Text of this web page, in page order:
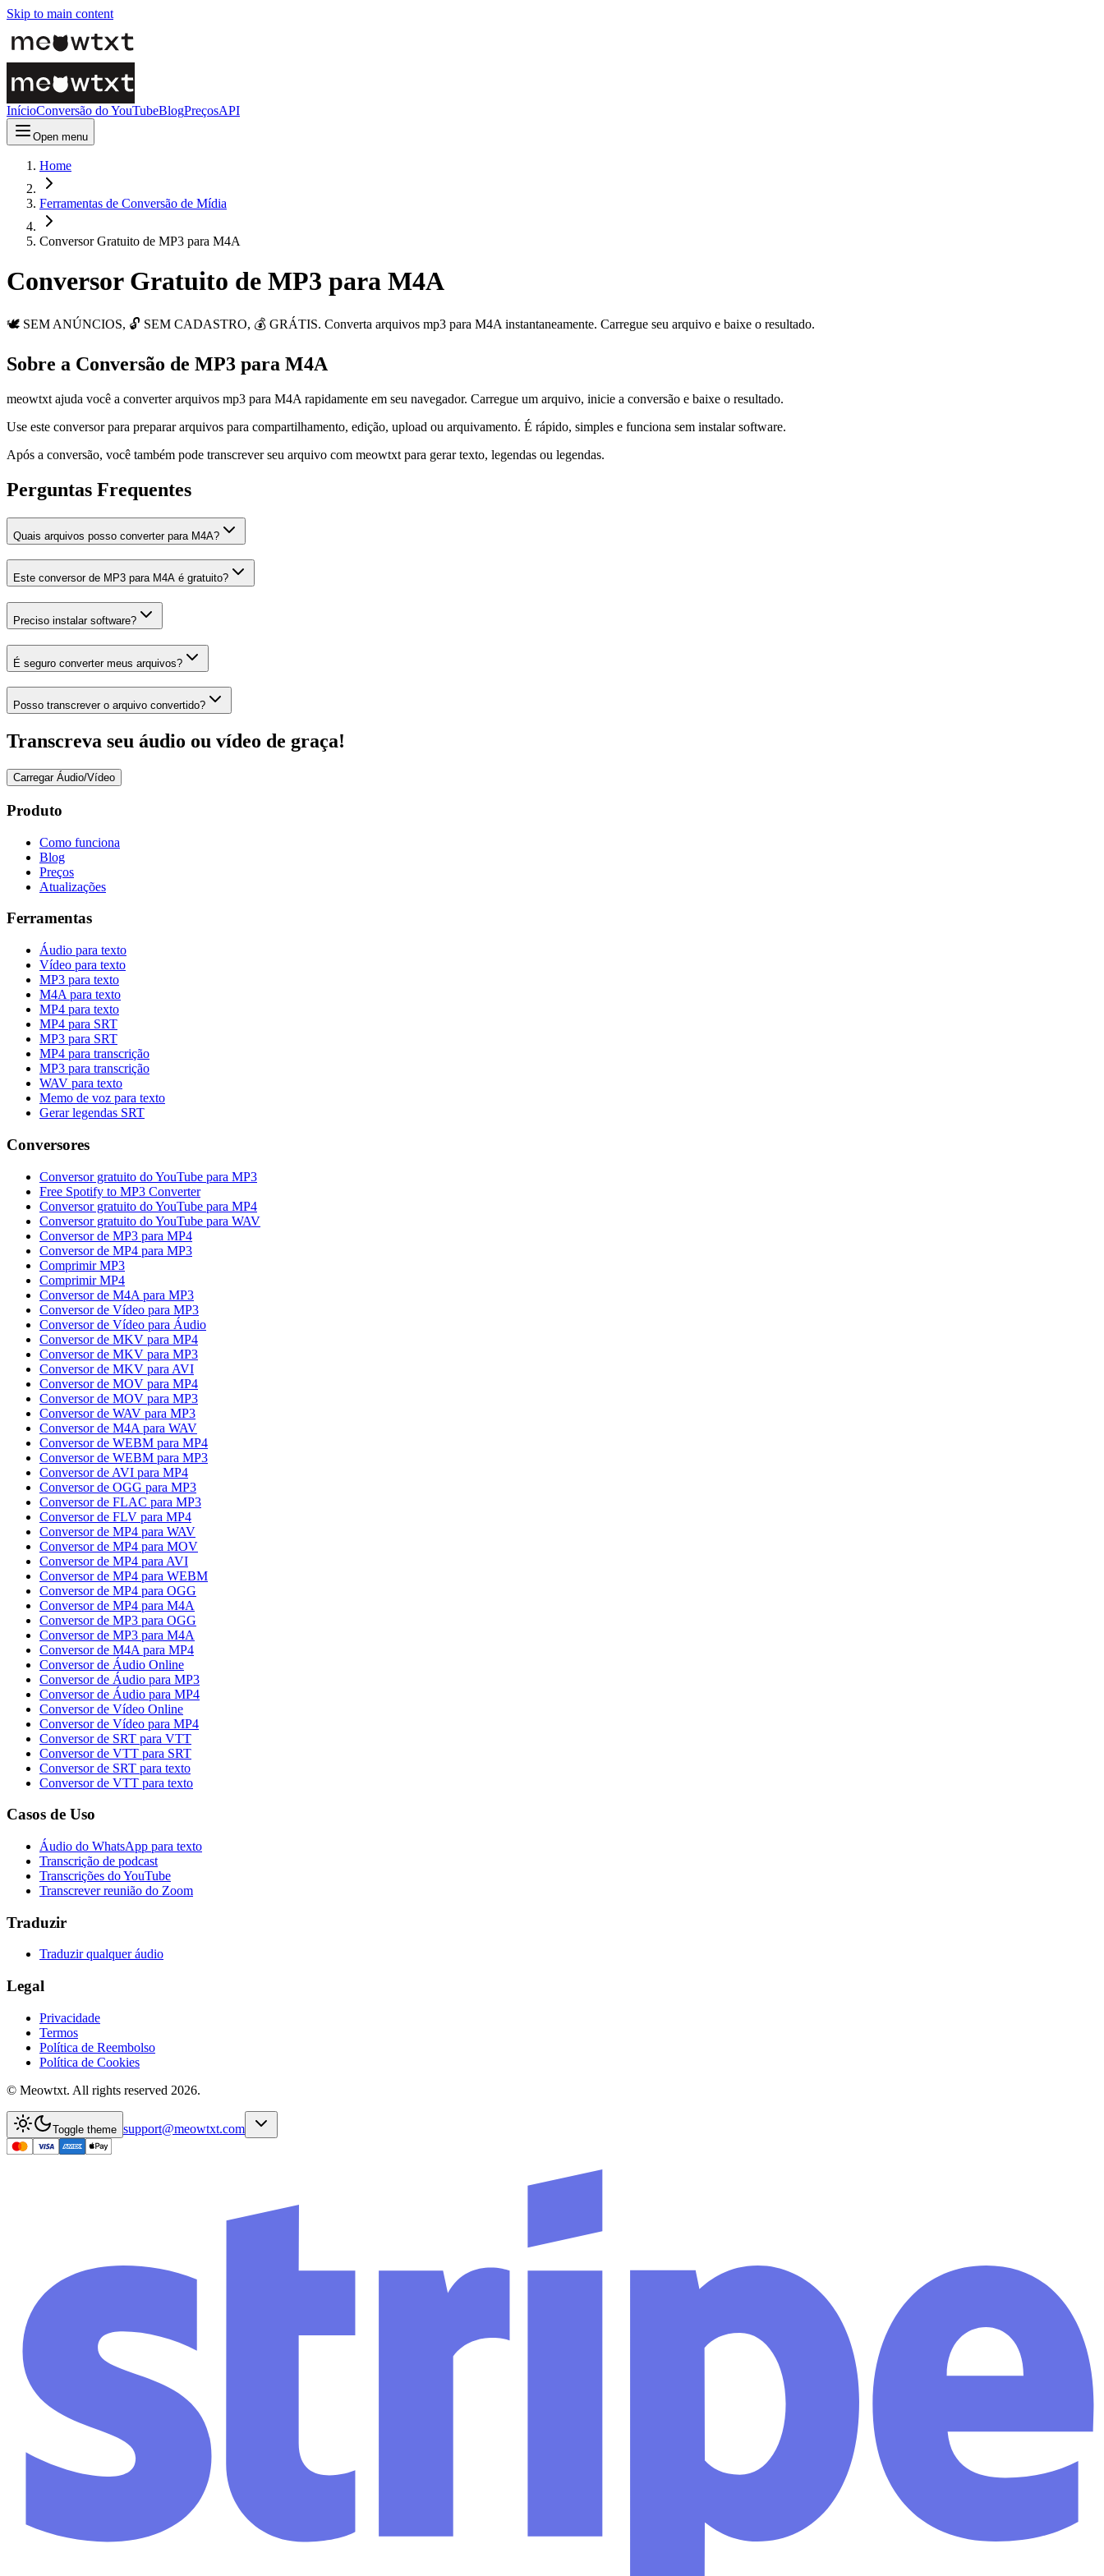
Skip to main content
InícioConversão do YouTubeBlogPreçosAPI
Open menu
Home
Ferramentas de Conversão de Mídia
Conversor Gratuito de MP3 para M4A
Conversor Gratuito de MP3 para M4A
🕊️ SEM ANÚNCIOS, 🔓 SEM CADASTRO, 💰 GRÁTIS. Converta arquivos mp3 para M4A instantaneamente. Carregue seu arquivo e baixe o resultado.
Sobre a Conversão de MP3 para M4A
meowtxt ajuda você a converter arquivos mp3 para M4A rapidamente em seu navegador. Carregue um arquivo, inicie a conversão e baixe o resultado.
Use este conversor para preparar arquivos para compartilhamento, edição, upload ou arquivamento. É rápido, simples e funciona sem instalar software.
Após a conversão, você também pode transcrever seu arquivo com meowtxt para gerar texto, legendas ou legendas.
Perguntas Frequentes
Quais arquivos posso converter para M4A?
Este conversor de MP3 para M4A é gratuito?
Preciso instalar software?
É seguro converter meus arquivos?
Posso transcrever o arquivo convertido?
Transcreva seu áudio ou vídeo de graça!
Carregar Áudio/Vídeo
Produto
Como funciona
Blog
Preços
Atualizações
Ferramentas
Áudio para texto
Vídeo para texto
MP3 para texto
M4A para texto
MP4 para texto
MP4 para SRT
MP3 para SRT
MP4 para transcrição
MP3 para transcrição
WAV para texto
Memo de voz para texto
Gerar legendas SRT
Conversores
Conversor gratuito do YouTube para MP3
Free Spotify to MP3 Converter
Conversor gratuito do YouTube para MP4
Conversor gratuito do YouTube para WAV
Conversor de MP3 para MP4
Conversor de MP4 para MP3
Comprimir MP3
Comprimir MP4
Conversor de M4A para MP3
Conversor de Vídeo para MP3
Conversor de Vídeo para Áudio
Conversor de MKV para MP4
Conversor de MKV para MP3
Conversor de MKV para AVI
Conversor de MOV para MP4
Conversor de MOV para MP3
Conversor de WAV para MP3
Conversor de M4A para WAV
Conversor de WEBM para MP4
Conversor de WEBM para MP3
Conversor de AVI para MP4
Conversor de OGG para MP3
Conversor de FLAC para MP3
Conversor de FLV para MP4
Conversor de MP4 para WAV
Conversor de MP4 para MOV
Conversor de MP4 para AVI
Conversor de MP4 para WEBM
Conversor de MP4 para OGG
Conversor de MP4 para M4A
Conversor de MP3 para OGG
Conversor de MP3 para M4A
Conversor de M4A para MP4
Conversor de Áudio Online
Conversor de Áudio para MP3
Conversor de Áudio para MP4
Conversor de Vídeo Online
Conversor de Vídeo para MP4
Conversor de SRT para VTT
Conversor de VTT para SRT
Conversor de SRT para texto
Conversor de VTT para texto
Casos de Uso
Áudio do WhatsApp para texto
Transcrição de podcast
Transcrições do YouTube
Transcrever reunião do Zoom
Traduzir
Traduzir qualquer áudio
Legal
Privacidade
Termos
Política de Reembolso
Política de Cookies
© Meowtxt. All rights reserved 2026.
Toggle theme support@meowtxt.com